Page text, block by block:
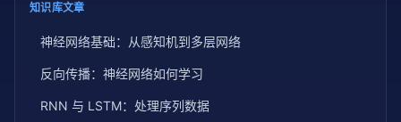
知识库文章
神经网络基础：从感知机到多层网络
反向传播：神经网络如何学习
RNN 与 LSTM：处理序列数据